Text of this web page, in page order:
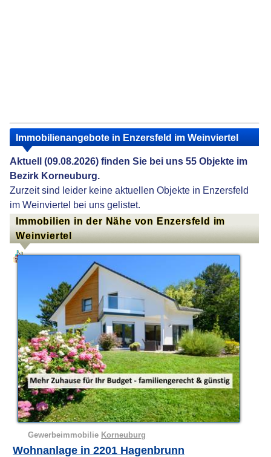
Immobilienangebote in Enzersfeld im Weinviertel
Aktuell (09.08.2026) finden Sie bei uns 55 Objekte im
Bezirk Korneuburg.
Zurzeit sind leider keine aktuellen Objekte in Enzersfeld
im Weinviertel bei uns gelistet.
Immobilien in der Nähe von Enzersfeld im
Weinviertel
Gewerbeimmobilie Korneuburg
Wohnanlage in 2201 Hagenbrunn